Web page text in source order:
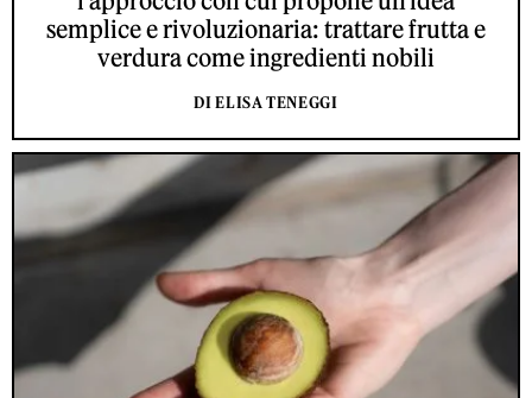
semplice e rivoluzionaria: trattare frutta e
verdura come ingredienti nobili
DI ELISA TENEGGI